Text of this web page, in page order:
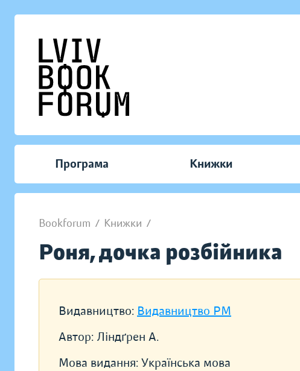
Програма Книжки
Bookforum / Книжки /
Роня, дочка розбійника
Видавництво: Видавництво РМ
Автор: Ліндґрен А.
Мова видання: Українська мова